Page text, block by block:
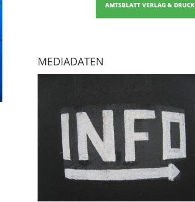
AMTSBLATT VERLAG & DRUCK
MEDIADATEN